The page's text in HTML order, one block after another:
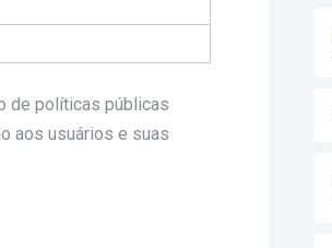
de políticas públicas
aos usuários e suas